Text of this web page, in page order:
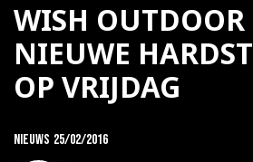
WISH OUTDOOR
NIEUWE
OP VRIJDAG
Nieuws 25/02/2016